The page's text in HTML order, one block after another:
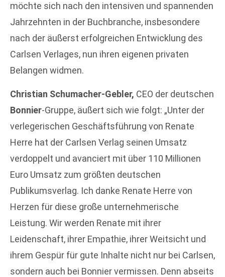
möchte sich nach den intensiven und spannenden
Jahrzehnten in der Buchbranche, insbesondere
nach der äußerst erfolgreichen Entwicklung des
Carlsen Verlages, nun ihren eigenen privaten
Belangen widmen.
Christian Schumacher-Gebler, CEO der deutschen
Bonnier-Gruppe, äußert sich wie folgt: „Unter der
verlegerischen Geschäftsführung von Renate
Herre hat der Carlsen Verlag seinen Umsatz
verdoppelt und avanciert mit über 110 Millionen
Euro Umsatz zum größten deutschen
Publikumsverlag. Ich danke Renate Herre von
Herzen für diese große unternehmerische
Leistung. Wir werden Renate mit ihrer
Leidenschaft, ihrer Empathie, ihrer Weitsicht und
ihrem Gespür für gute Inhalte nicht nur bei Carlsen,
sondern auch bei Bonnier vermissen. Denn abseits